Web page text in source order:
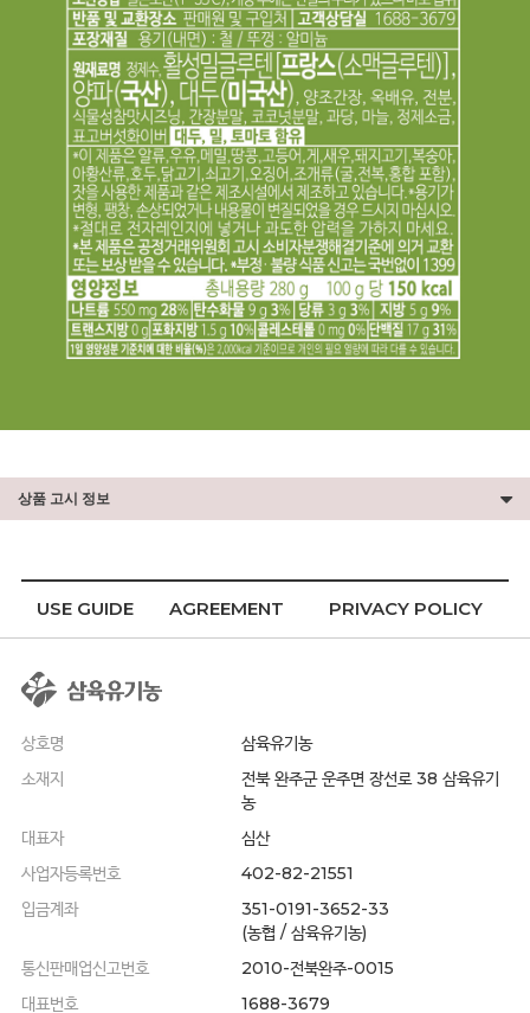
상품 고시 정보
USE GUIDE AGREEMENT PRIVACY POLICY
상호명
삼육유기농
소재지
전북 완주군 운주면 장선로 38 삼육유기
농
대표자
심산
사업자등록번호
402-82-21551
입금계좌
351-0191-3652-33
(농협 / 삼육유기농)
통신판매업신고번호
2010-전북완주-0015
대표번호
1688-3679